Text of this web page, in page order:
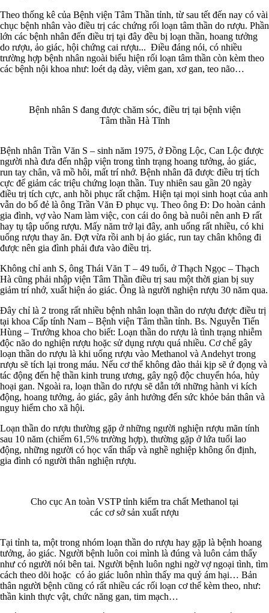
Theo thống kê của Bệnh viện Tâm Thần tỉnh, từ sau tết đến nay có vài
chục bệnh nhân vào điều trị các chứng rối loạn tâm thần do rượu. Phần
lớn các bệnh nhân đến điều trị tại đây đều bị loạn thần, hoang tưởng
do rượu, ảo giác, hội chứng cai rượu... Điều đáng nói, có nhiều
trường hợp bệnh nhân ngoài biểu hiện rối loạn tâm thần còn kèm theo
các bệnh nội khoa như: loét dạ dày, viêm gan, xơ gan, teo não…
Bệnh nhân S đang được chăm sóc, điều trị tại bệnh viện
Tâm thần Hà Tĩnh
Bệnh nhân Trần Văn S – sinh năm 1975, ở Đồng Lộc, Can Lộc được
người nhà đưa đến nhập viện trong tình trạng hoang tưởng, ảo giác,
run tay chân, vã mồ hôi, mất trí nhớ. Bệnh nhân đã được điều trị tích
cực để giảm các triệu chứng loạn thần. Tuy nhiên sau gần 20 ngày
điều trị tích cực, anh hồi phục rất chậm. Hiện tại mọi sinh hoạt của anh
vẫn do bố đẻ là ông Trần Văn Đ phục vụ. Theo ông Đ: Do hoàn cảnh
gia đình, vợ vào Nam làm việc, con cái do ông bà nuôi nên anh Đ rất
hay tụ tập uống rượu. Mấy năm trở lại đây, anh uống rất nhiều, có khi
uống rượu thay ăn. Đợt vừa rồi anh bị ảo giác, run tay chân không đi
được nên gia đình phải đưa vào điều trị.
Không chỉ anh S, ông Thái Văn T – 49 tuổi, ở Thạch Ngọc – Thạch
Hà cũng phải nhập viện Tâm Thần điều trị sau một thời gian bị suy
giảm trí nhớ, xuất hiện ảo giác. Ông là người nghiện rượu 30 năm qua.
Đây chỉ là 2 trong rất nhiều bệnh nhân loạn thần do rượu được điều trị
tại khoa Cấp tính Nam – Bệnh viện Tâm thần tỉnh. Bs. Nguyễn Tiến
Hùng – Trưởng khoa cho biết: Loạn thần do rượu là tình trạng nhiễm
độc não do nghiện rượu hoặc sử dụng rượu quá nhiều. Cơ chế gây
loạn thần do rượu là khi uống rượu vào Methanol và Andehyt trong
rượu sẽ tích lại trong máu. Nếu cơ thể không đào thải kịp sẽ ứ đọng và
tác động đến hệ thần kinh trung ương, gây ngộ độc chuyển hóa, hủy
hoại gan. Ngoài ra, loạn thần do rượu sẽ dẫn tới những hành vi kích
động, hoang tưởng, ảo giác, gây ảnh hưởng đến sức khỏe bản thân và
nguy hiểm cho xã hội.
Loạn thần do rượu thường gặp ở những người nghiện rượu mãn tính
sau 10 năm (chiếm 61,5% trường hợp), thường gặp ở lứa tuổi lao
động, những người có học vấn thấp và nghề nghiệp không ổn định,
gia đình có người thân nghiện rượu.
Cho cục An toàn VSTP tỉnh kiểm tra chất Methanol tại
các cơ sở sản xuất rượu
Tại tỉnh ta, một trong nhóm loạn thần do rượu hay gặp là bệnh hoang
tưởng, ảo giác. Người bệnh luôn coi mình là đúng và luôn cảm thấy
như có người nói bên tai. Người bệnh luôn nghi ngờ vợ ngoại tình, tìm
cách theo dõi hoặc có ảo giác luôn nhìn thấy ma quỷ ám hại… Bản
thân người bệnh cũng có rất nhiều các rối loạn cơ thể kèm theo, như:
thần kinh thực vật, chức năng gan, tim mạch…